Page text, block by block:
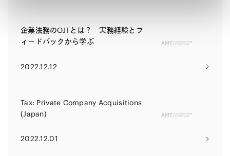
企業法務のOJTとは？ 実務経験とフ
ィードバックから学ぶ
2022.12.12
Tax: Private Company Acquisitions
(Japan)
2022.12.01